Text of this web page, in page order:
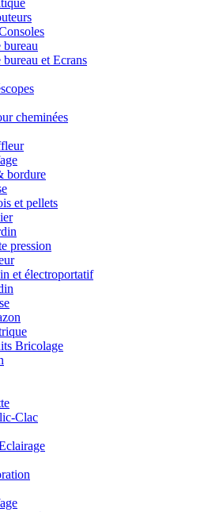
bureau
et Ecrans
cheminées
bordure
et pellets
pression
et électroportatif
Bricolage
Clac